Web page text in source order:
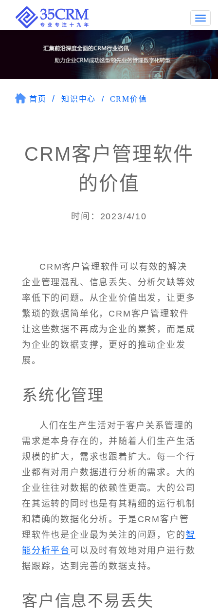
首页 知识中心 CRM价值
CRM客户管理软件
的价值
时间：2023/4/10
CRM客户管理软件可以有效的解决
企业管理混乱、信息丢失、分析欠缺等效
率低下的问题。从企业价值出发，让更多
繁琐的数据简单化，CRM客户管理软件
让这些数据不再成为企业的累赘，而是成
为企业的数据支撑，更好的推动企业发
展。
系统化管理
人们在生产生活对于客户关系管理的
需求是本身存在的，并随着人们生产生活
规模的扩大，需求也跟着扩大。每一个行
业都有对用户数据进行分析的需求。大的
企业往往对数据的依赖性更高。大的公司
在其运转的同时也是有其精细的运行机制
和精确的数据化分析。于是CRM客户管
理软件也是企业最为关注的问题，它的智
能分析平台 可以及时有效地对用户进行数
据跟踪，达到完善的数据支持。
客户信息不易丢失